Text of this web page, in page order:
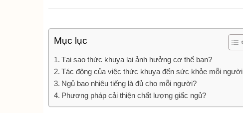
Mục lục
Tại sao thức khuya lại ảnh hưởng cơ thể bạn?
Tác động của việc thức khuya đến sức khỏe mỗi người
Ngủ bao nhiêu tiếng là đủ cho mỗi người?
Phương pháp cải thiện chất lượng giấc ngủ?